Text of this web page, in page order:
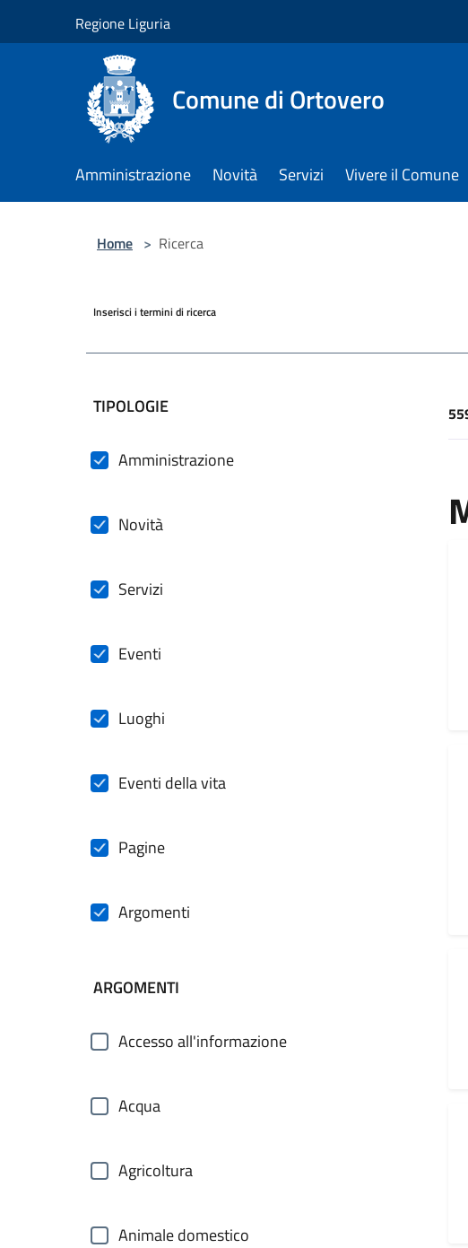
Regione Liguria
Comune di Ortovero
Amministrazione Novità Servizi Vivere il Comune
Home > Ricerca
Inserisci i termini di ricerca
filtri da applicare
TIPOLOGIE
Amministrazione
Novità
Servizi
Eventi
Luoghi
Eventi della vita
Pagine
Argomenti
ARGOMENTI
Accesso all'informazione
Acqua
Agricoltura
Animale domestico